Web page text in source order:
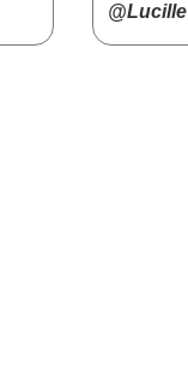
@Lucille